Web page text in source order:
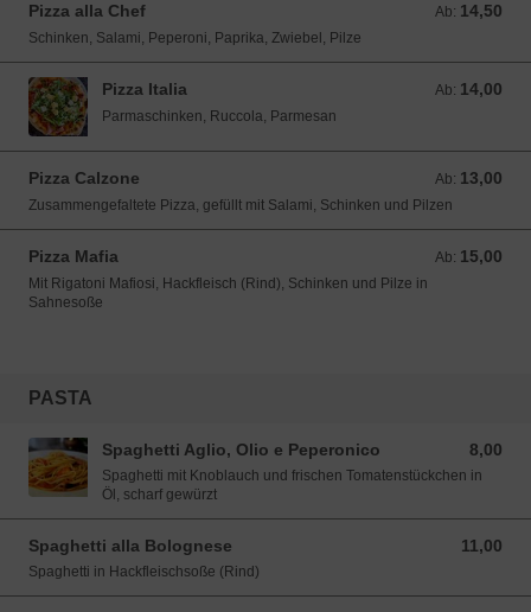
Pizza alla Chef Ab: 14,50
Ab: 14,50 EUR
Schinken, Salami, Peperoni, Paprika, Zwiebel, Pilze
Pizza Italia Ab: 14,00
Ab: 14,00 EUR
Parmaschinken, Ruccola, Parmesan
Pizza Calzone Ab: 13,00
Ab: 13,00 EUR
Zusammengefaltete Pizza, gefüllt mit Salami, Schinken und Pilzen
Pizza Mafia Ab: 15,00
Ab: 15,00 EUR
Mit Rigatoni Mafiosi, Hackfleisch (Rind), Schinken und Pilze in
Sahnesoße
PASTA
Spaghetti Aglio, Olio e Peperonico 8,00
8,00 EUR
Spaghetti mit Knoblauch und frischen Tomatenstückchen in
Öl, scharf gewürzt
Spaghetti alla Bolognese 11,00
11,00 EUR
Spaghetti in Hackfleischsoße (Rind)